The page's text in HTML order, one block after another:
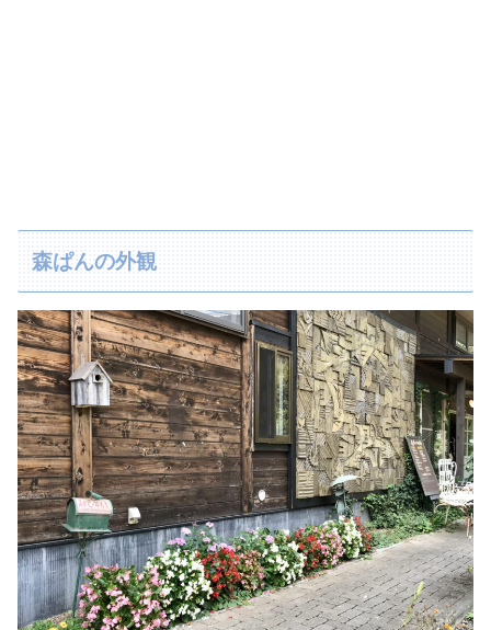
森ぱんの外観